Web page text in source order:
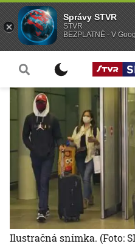
Ilustračná snímka. (Foto:
Správy STVR
STVR
BEZPLATNÉ - V